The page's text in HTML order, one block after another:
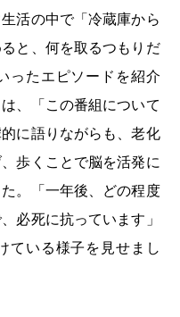
活の中で「冷蔵庫から
と、何を取るつもりだ
ったエピソードを紹介
、「この番組について
に語りながらも、老化
歩くことで脳を活発に
。「一年後、どの程度
必死に抗っています」
ている様子を見せまし